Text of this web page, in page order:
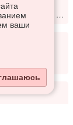
Добрый, адекватный, открытый в общении, с чувством юмора, верный. Не терплю- ложь. Не прощаю - измену и предательство....
ваши